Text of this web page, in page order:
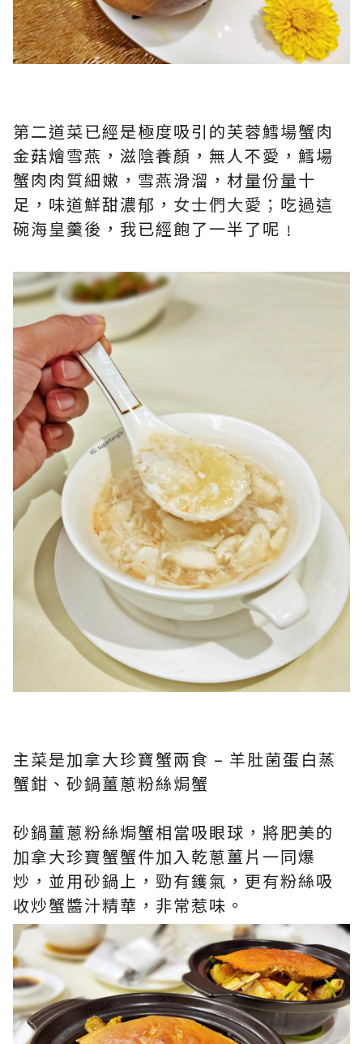
第二道菜已經是極度吸引的芙蓉鱈場蟹肉
金菇燴雪燕，滋陰養顏，無人不愛，鱈場
蟹肉肉質細嫩，雪燕滑溜，材量份量十
足，味道鮮甜濃郁， 女士們大愛； 吃過這
碗海皇羹後，我已經飽了一半了呢﹗
主菜是加拿大珍寶蟹兩食 – 羊肚菌蛋白蒸
蟹鉗、砂鍋薑蔥粉絲焗蟹
砂鍋薑蔥粉絲焗蟹相當吸眼球，將肥美的
加拿大珍寶蟹蟹件加入乾蔥薑片一同爆
炒，並用砂鍋上，勁有鑊氣，更有粉絲吸
收炒蟹醬汁精華，非常惹味。